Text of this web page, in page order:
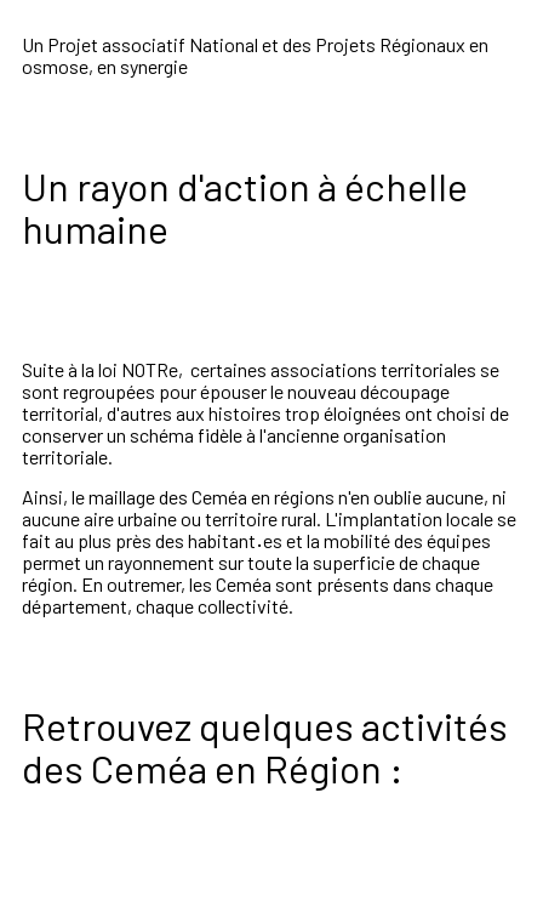
Un Projet associatif National et des Projets Régionaux en
osmose, en synergie
Un rayon d'action à échelle
humaine
Suite à la loi NOTRe, certaines associations territoriales se
sont regroupées pour épouser le nouveau découpage
territorial, d'autres aux histoires trop éloignées ont choisi de
conserver un schéma fidèle à l'ancienne organisation
territoriale.
Ainsi, le maillage des Ceméa en régions n'en oublie aucune, ni
aucune aire urbaine ou territoire rural. L'implantation locale se
fait au plus près des habitant·es et la mobilité des équipes
permet un rayonnement sur toute la superficie de chaque
région. En outremer, les Ceméa sont présents dans chaque
département, chaque collectivité.
Retrouvez quelques activités
des Ceméa en Région :